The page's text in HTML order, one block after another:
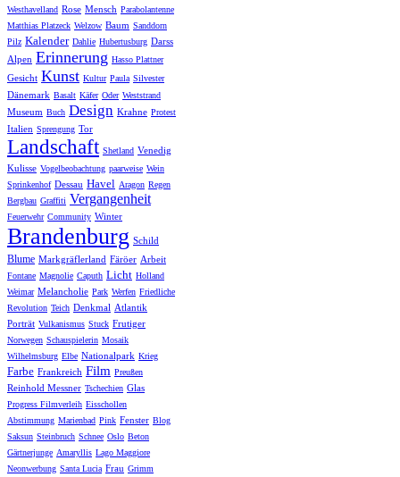
Westhavelland Rose Mensch Parabolantenne
Matthias Platzeck Welzow Baum Sanddorn
Pilz Kalender Dahlie Hubertusburg Darss
Alpen Erinnerung Hasso Plattner
Gesicht Kunst Kultur Paula Silvester
Dänemark Basalt Käfer Oder Weststrand
Museum Buch Design Krahne Protest
Italien Sprengung Tor
Landschaft Shetland Venedig
Kulisse Vogelbeobachtung paarweise Wein
Sprinkenhof Dessau Havel Aragon Regen
Bergbau Graffiti Vergangenheit
Feuerwehr Community Winter
Brandenburg Schild
Blume Markgräflerland Färöer Arbeit
Fontane Magnolie Caputh Licht Holland
Weimar Melancholie Park Werfen Friedliche
Revolution Teich Denkmal Atlantik
Porträt Vulkanismus Stuck Frutiger
Norwegen Schauspielerin Mosaik
Wilhelmsburg Elbe Nationalpark Krieg
Farbe Frankreich Film Preußen
Reinhold Messner Tschechien Glas
Progress Filmverleih Eisschollen
Abstimmung Marienbad Pink Fenster Blog
Saksun Steinbruch Schnee Oslo Beton
Gärtnerjunge Amaryllis Lago Maggiore
Neonwerbung Santa Lucia Frau Grimm